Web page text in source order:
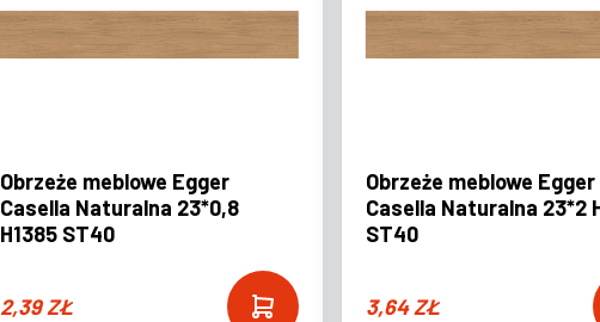
Obrzeże meblowe Egger
Casella Naturalna 23*0,8
H1385 ST40
2,39ZŁ
Obrzeże meblowe Egger
Casella Naturalna 23*2
ST40
3,64ZŁ